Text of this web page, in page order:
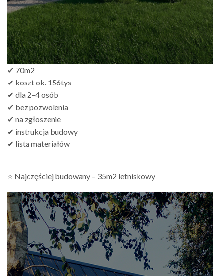
✔ 70m2
✔ koszt ok. 156tys
✔ dla 2–4 osób
✔ bez pozwolenia
✔ na zgłoszenie
✔ instrukcja budowy
✔ lista materiałów
⭐ Najczęściej budowany – 35m2 letniskowy